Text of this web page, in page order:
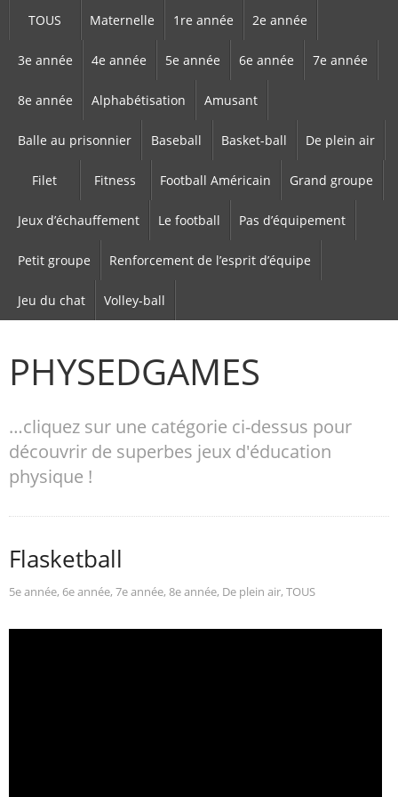
TOUS Maternelle 1re année 2e année
3e année 4e année 5e année 6e année 7e année
8e année Alphabétisation Amusant
Balle au prisonnier Baseball Basket-ball De plein air
Filet Fitness Football Américain Grand groupe
Jeux d’échauffement Le football Pas d’équipement
Petit groupe Renforcement de l’esprit d’équipe
Jeu du chat Volley-ball
PHYSEDGAMES
…cliquez sur une catégorie ci-dessus pour
découvrir de superbes jeux d'éducation
physique !
Flasketball
5e année, 6e année, 7e année, 8e année, De plein air, TOUS